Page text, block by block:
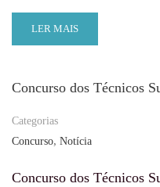
LER MAIS
Concurso dos Técnicos
Categorias
Concurso, Notícia
Concurso dos Técnicos